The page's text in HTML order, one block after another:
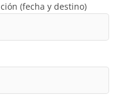
(fecha y destino)